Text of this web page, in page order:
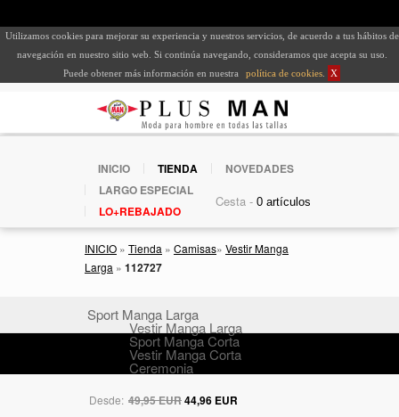
Utilizamos cookies para mejorar su experiencia y nuestros servicios, de acuerdo a tus hábitos de
navegación en nuestro sitio web. Si continúa navegando, consideramos que acepta su uso.
Puede obtener más información en nuestra
política de cookies X
INICIO TIENDA
NOVEDADES
LARGO ESPECIAL
LO+REBAJADO
Cesta -
INICIO » Tienda » Camisas» Vestir Manga
Larga » 112727
Sport Manga Larga
Vestir Manga Larga
Sport Manga Corta
Vestir Manga Corta
Ceremonia
Desde: 49,95 EUR44,96 EUR